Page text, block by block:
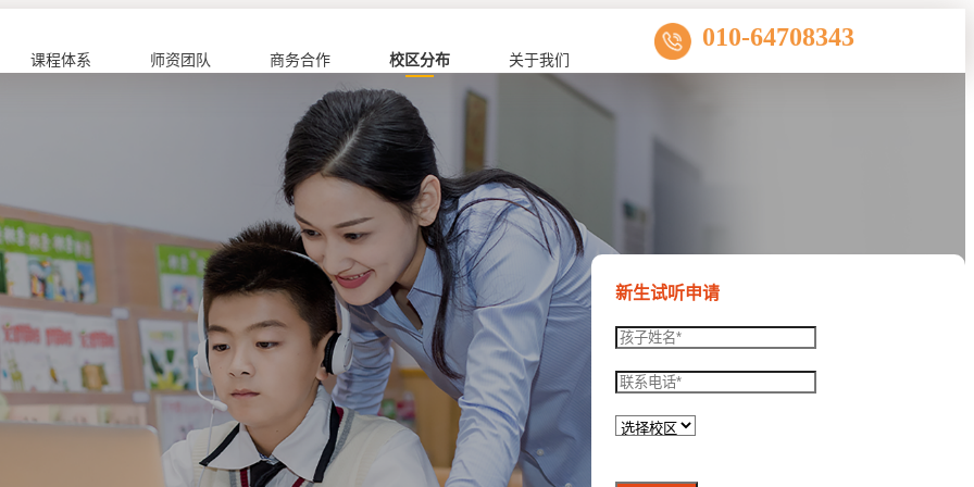
课程体系 师资团队 商务合作 校区分布 关于我们
010-64708343
新生试听申请